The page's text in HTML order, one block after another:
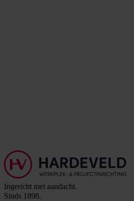
Ingericht met aandacht.
Sinds 1898.